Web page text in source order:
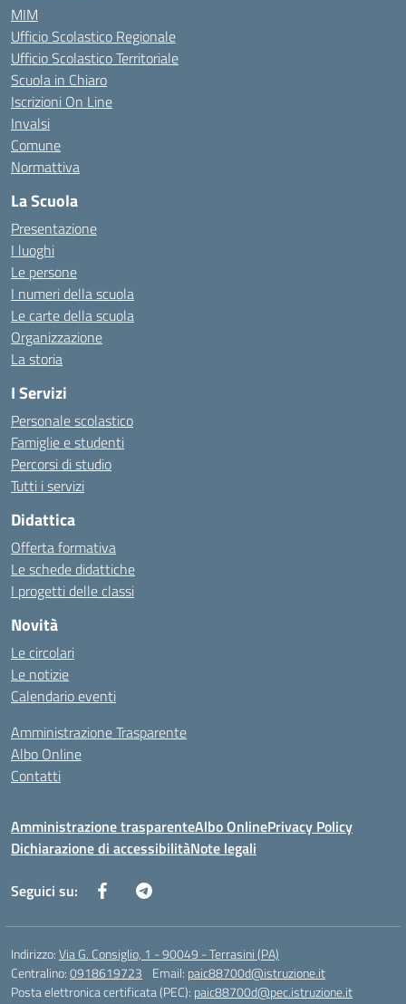
MIM
Ufficio Scolastico Regionale
Ufficio Scolastico Territoriale
Scuola in Chiaro
Iscrizioni On Line
Invalsi
Comune
Normattiva
La Scuola
Presentazione
I luoghi
Le persone
I numeri della scuola
Le carte della scuola
Organizzazione
La storia
I Servizi
Personale scolastico
Famiglie e studenti
Percorsi di studio
Tutti i servizi
Didattica
Offerta formativa
Le schede didattiche
I progetti delle classi
Novità
Le circolari
Le notizie
Calendario eventi
Amministrazione Trasparente
Albo Online
Contatti
Amministrazione trasparenteAlbo OnlinePrivacy Policy
Dichiarazione di accessibilitàNote legali
Seguici su:
Indirizzo:Via G. Consiglio, 1 - 90049 - Terrasini (PA)
Centralino:0918619723 Email: paic88700d@istruzione.it
Posta elettronica certificata (PEC): paic88700d@pec.istruzione.it